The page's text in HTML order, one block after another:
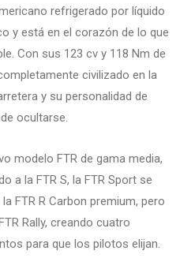
refrigerado por líquido
y está en el corazón de lo que
Con sus 123 cv y 118 Nm de
civilizado en la
y su personalidad de
ocultarse.
modelo FTR de gama media,
a la FTR S, la FTR Sport se
FTR R Carbon premium, pero
Rally, creando cuatro
para que los pilotos elijan.